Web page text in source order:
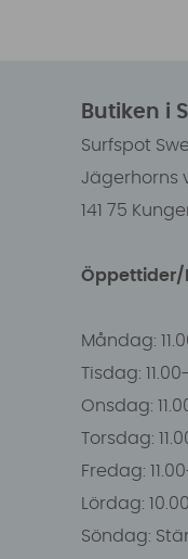
Butiken i
Surfspot
Jägerhorns
141 75
Öppettider/
Måndag:
Tisdag:
Onsdag:
Torsdag:
Fredag:
Lördag:
Söndag: